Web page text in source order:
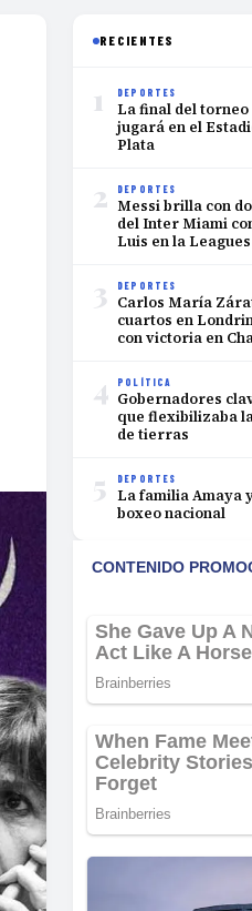
RECIENTES
1 DEPORTES
La final del torneo
jugará en el
Plata
2 DEPORTES
Messi brilla con
del Inter Miami
Luis en la
3 DEPORTES
Carlos María
cuartos en
con victoria en
4 POLÍTICA
Gobernadores
que flexibilizaba
de tierras
5 DEPORTES
La familia Amaya
boxeo nacional